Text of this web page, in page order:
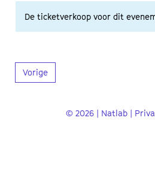
De ticketverkoop voor dit
Vorige
© 2026 | Natlab |